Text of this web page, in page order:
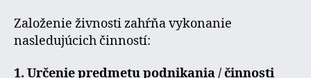
Založenie živnosti zahŕňa vykonanie
nasledujúcich činností:
1. Určenie predmetu podnikania / činnosti